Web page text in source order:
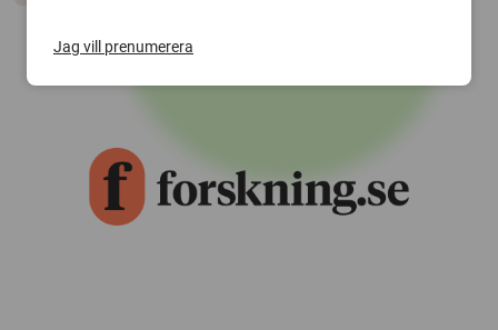
Jag vill prenumerera